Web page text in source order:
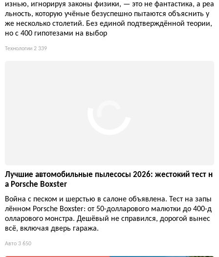
дных покупок: от шампуней и полировочных машинок до рад
иодетекторов и CarPlay-экранов со встроенным видеорегистр
атором. Большинство предложений нацелено не на ремонт,
а на косметику и комфорт, что отражает тренд на автомобиль